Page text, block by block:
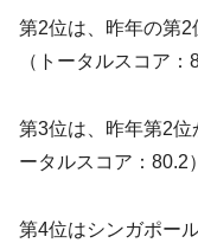
第2位は、昨年の第
（トータルスコア
第3位は、昨年第2位
ータルスコア：80.2
第4位はシンガポー